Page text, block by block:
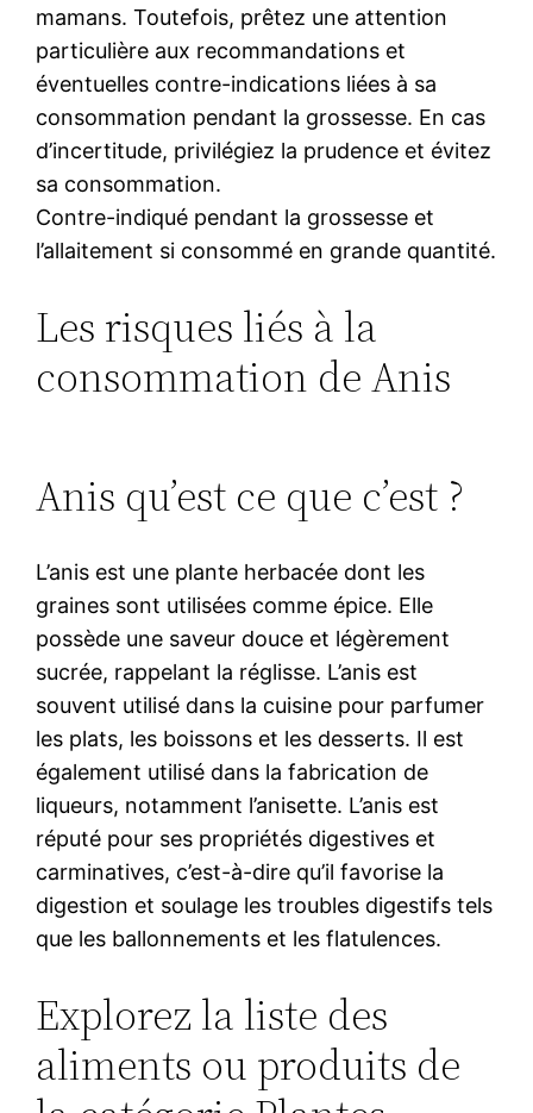
mamans. Toutefois, prêtez une attention
particulière aux recommandations et
éventuelles contre-indications liées à sa
consommation pendant la grossesse. En cas
d’incertitude, privilégiez la prudence et évitez
sa consommation.
Contre-indiqué pendant la grossesse et
l’allaitement si consommé en grande quantité.
Les risques liés à la
consommation de Anis
Anis qu’est ce que c’est ?
L’anis est une plante herbacée dont les
graines sont utilisées comme épice. Elle
possède une saveur douce et légèrement
sucrée, rappelant la réglisse. L’anis est
souvent utilisé dans la cuisine pour parfumer
les plats, les boissons et les desserts. Il est
également utilisé dans la fabrication de
liqueurs, notamment l’anisette. L’anis est
réputé pour ses propriétés digestives et
carminatives, c’est-à-dire qu’il favorise la
digestion et soulage les troubles digestifs tels
que les ballonnements et les flatulences.
Explorez la liste des
aliments ou produits de